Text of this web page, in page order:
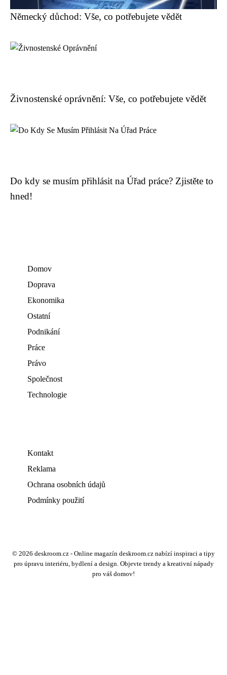
Německý důchod: Vše, co potřebujete vědět
Živnostenské oprávnění: Vše, co potřebujete vědět
Do kdy se musím přihlásit na Úřad práce? Zjistěte to
hned!
Domov
Doprava
Ekonomika
Ostatní
Podnikání
Práce
Právo
Společnost
Technologie
Kontakt
Reklama
Ochrana osobních údajů
Podmínky použití
© 2026 deskroom.cz - Online magazín deskroom.cz nabízí inspiraci a tipy
pro úpravu interiéru, bydlení a design. Objevte trendy a kreativní nápady
pro váš domov!